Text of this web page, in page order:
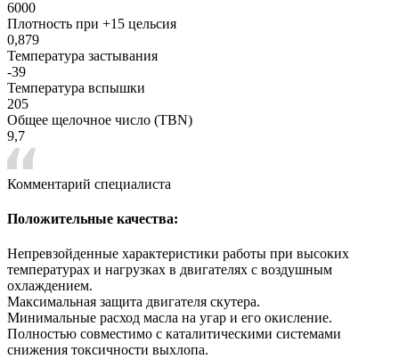
6000
Плотность при +15 цельсия
0,879
Температура застывания
-39
Температура вспышки
205
Общее щелочное число (TBN)
9,7
Комментарий специалиста
Положительные качества:
Непревзойденные характеристики работы при высоких
температурах и нагрузках в двигателях с воздушным
охлаждением.
Максимальная защита двигателя скутера.
Минимальные расход масла на угар и его окисление.
Полностью совместимо с каталитическими системами
снижения токсичности выхлопа.